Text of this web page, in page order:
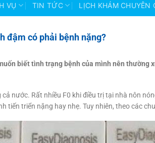
VỤ TIN TỨC LỊCH KHÁM CHUYÊN
đậm có phải bệnh nặng?
biết tình trạng bệnh của mình nên thường
nước. Rất nhiều F0 khi điều trị tại nhà nôn
tiến triển nặng hay nhẹ. Tuy nhiên, theo các